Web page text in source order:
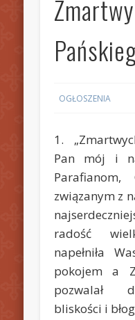
OGŁOSZENIA
1.
Pan mój i
związanym z
radość
napełniła
pokojem a
pozwalał
bliskości i